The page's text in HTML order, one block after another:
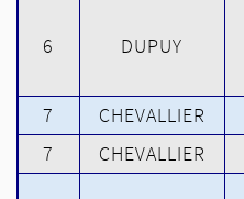
6 DUPUY
7 CHEVALLIER
7
CHEVALLIER